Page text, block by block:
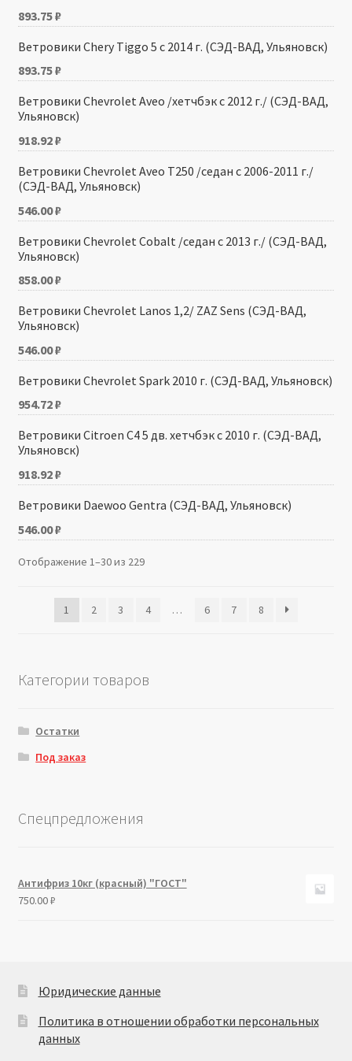
893.75₽
Ветровики Chery Tiggo 5 с 2014 г. (СЭД-ВАД, Ульяновск)
893.75₽
Ветровики Chevrolet Aveo /хетчбэк с 2012 г./ (СЭД-ВАД,
Ульяновск)
918.92₽
Ветровики Chevrolet Aveo T250 /седан с 2006-2011 г./
(СЭД-ВАД, Ульяновск)
546.00₽
Ветровики Chevrolet Cobalt /седан с 2013 г./ (СЭД-ВАД,
Ульяновск)
858.00₽
Ветровики Chevrolet Lanos 1,2/ ZAZ Sens (СЭД-ВАД,
Ульяновск)
546.00₽
Ветровики Chevrolet Spark 2010 г. (СЭД-ВАД, Ульяновск)
954.72₽
Ветровики Citroen C4 5 дв. хетчбэк с 2010 г. (СЭД-ВАД,
Ульяновск)
918.92₽
Ветровики Daewoo Gentra (СЭД-ВАД, Ульяновск)
546.00₽
Отображение 1–30 из 229
1 2 3 4 … 6 7 8
Категории товаров
Остатки
Под заказ
Спецпредложения
Антифриз 10кг (красный) "ГОСТ"
750.00₽
Юридические данные
Политика в отношении обработки персональных
данных